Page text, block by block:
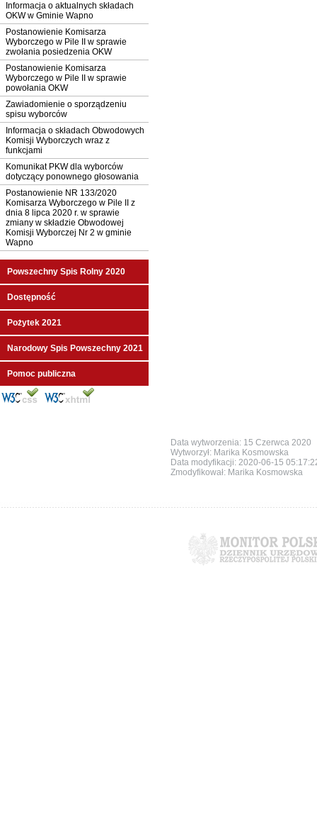
Informacja o aktualnych składach
OKW w Gminie Wapno
Postanowienie Komisarza
Wyborczego w Pile II w sprawie
zwołania posiedzenia OKW
Postanowienie Komisarza
Wyborczego w Pile II w sprawie
powołania OKW
Zawiadomienie o sporządzeniu
spisu wyborców
Informacja o składach Obwodowych
Komisji Wyborczych wraz z
funkcjami
Komunikat PKW dla wyborców
dotyczący ponownego głosowania
Postanowienie NR 133/2020
Komisarza Wyborczego w Pile II z
dnia 8 lipca 2020 r. w sprawie
zmiany w składzie Obwodowej
Komisji Wyborczej Nr 2 w gminie
Wapno
Powszechny Spis Rolny 2020
Dostępność
Pożytek 2021
Narodowy Spis Powszechny 2021
Pomoc publiczna
Data wytworzenia: 15 Czerwca 2020
Wytworzył: Marika Kosmowska
Data modyfikacji: 2020-06-15
Zmodyfikował: Marika Kosmowska